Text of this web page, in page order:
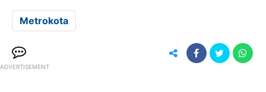
Metrokota
ADVERTISEMENT